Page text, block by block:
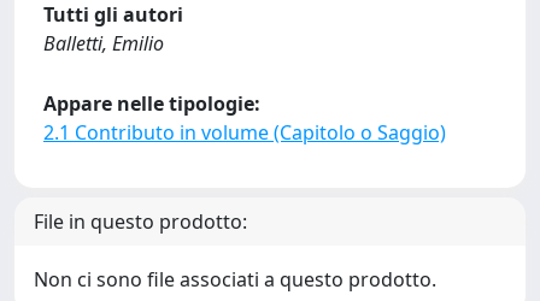
Tutti gli autori
Balletti, Emilio
Appare nelle tipologie:
2.1 Contributo in volume (Capitolo o Saggio)
File in questo prodotto:
Non ci sono file associati a questo prodotto.